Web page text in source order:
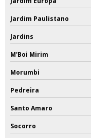
Jardim Paulistano
Jardins
M'Boi Mirim
Morumbi
Pedreira
Santo Amaro
Socorro